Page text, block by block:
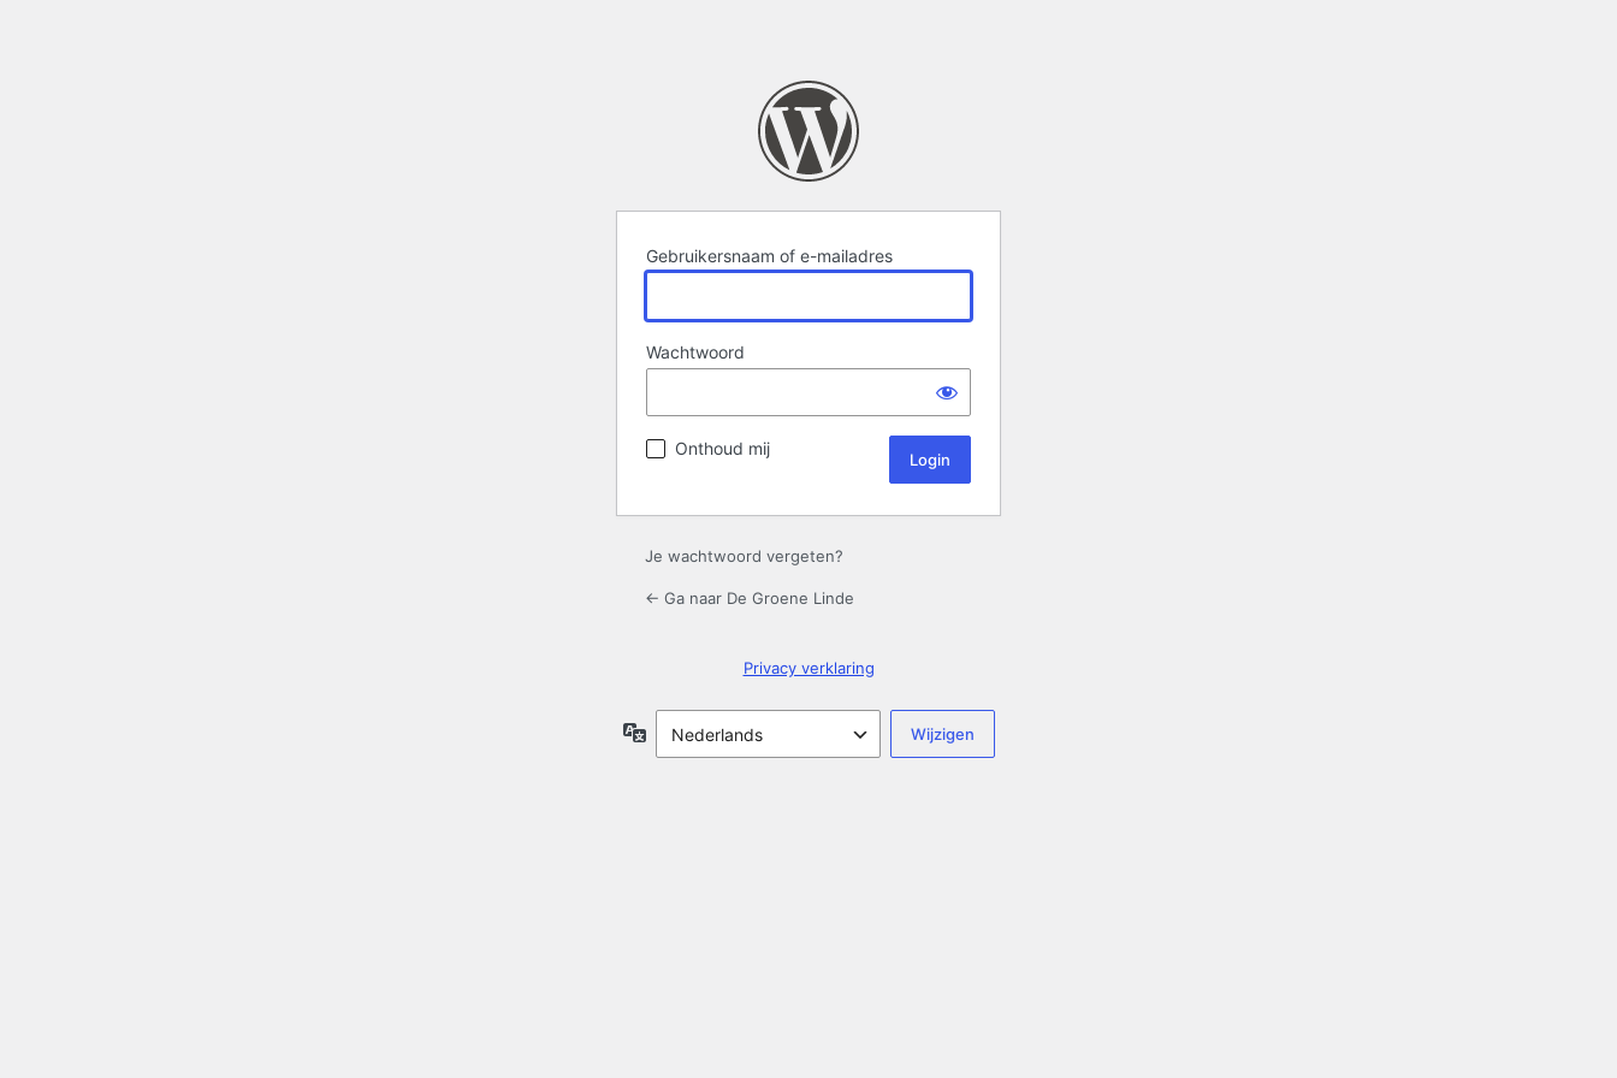
Gebruikersnaam of e-mailadres
Wachtwoord
Onthoud mij
Je wachtwoord vergeten?
← Ga naar De Groene Linde
Privacy verklaring
Taal